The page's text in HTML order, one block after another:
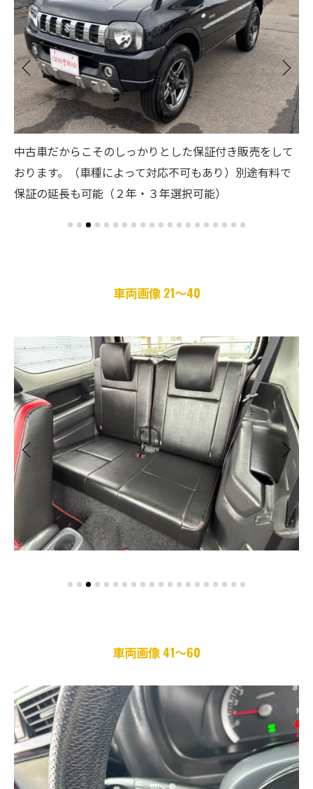
ご希望の車種を全国のオークションからもお取り寄せ可
能です！是非ともお問い合わせください！
車両画像 21～40
車両画像 41～60